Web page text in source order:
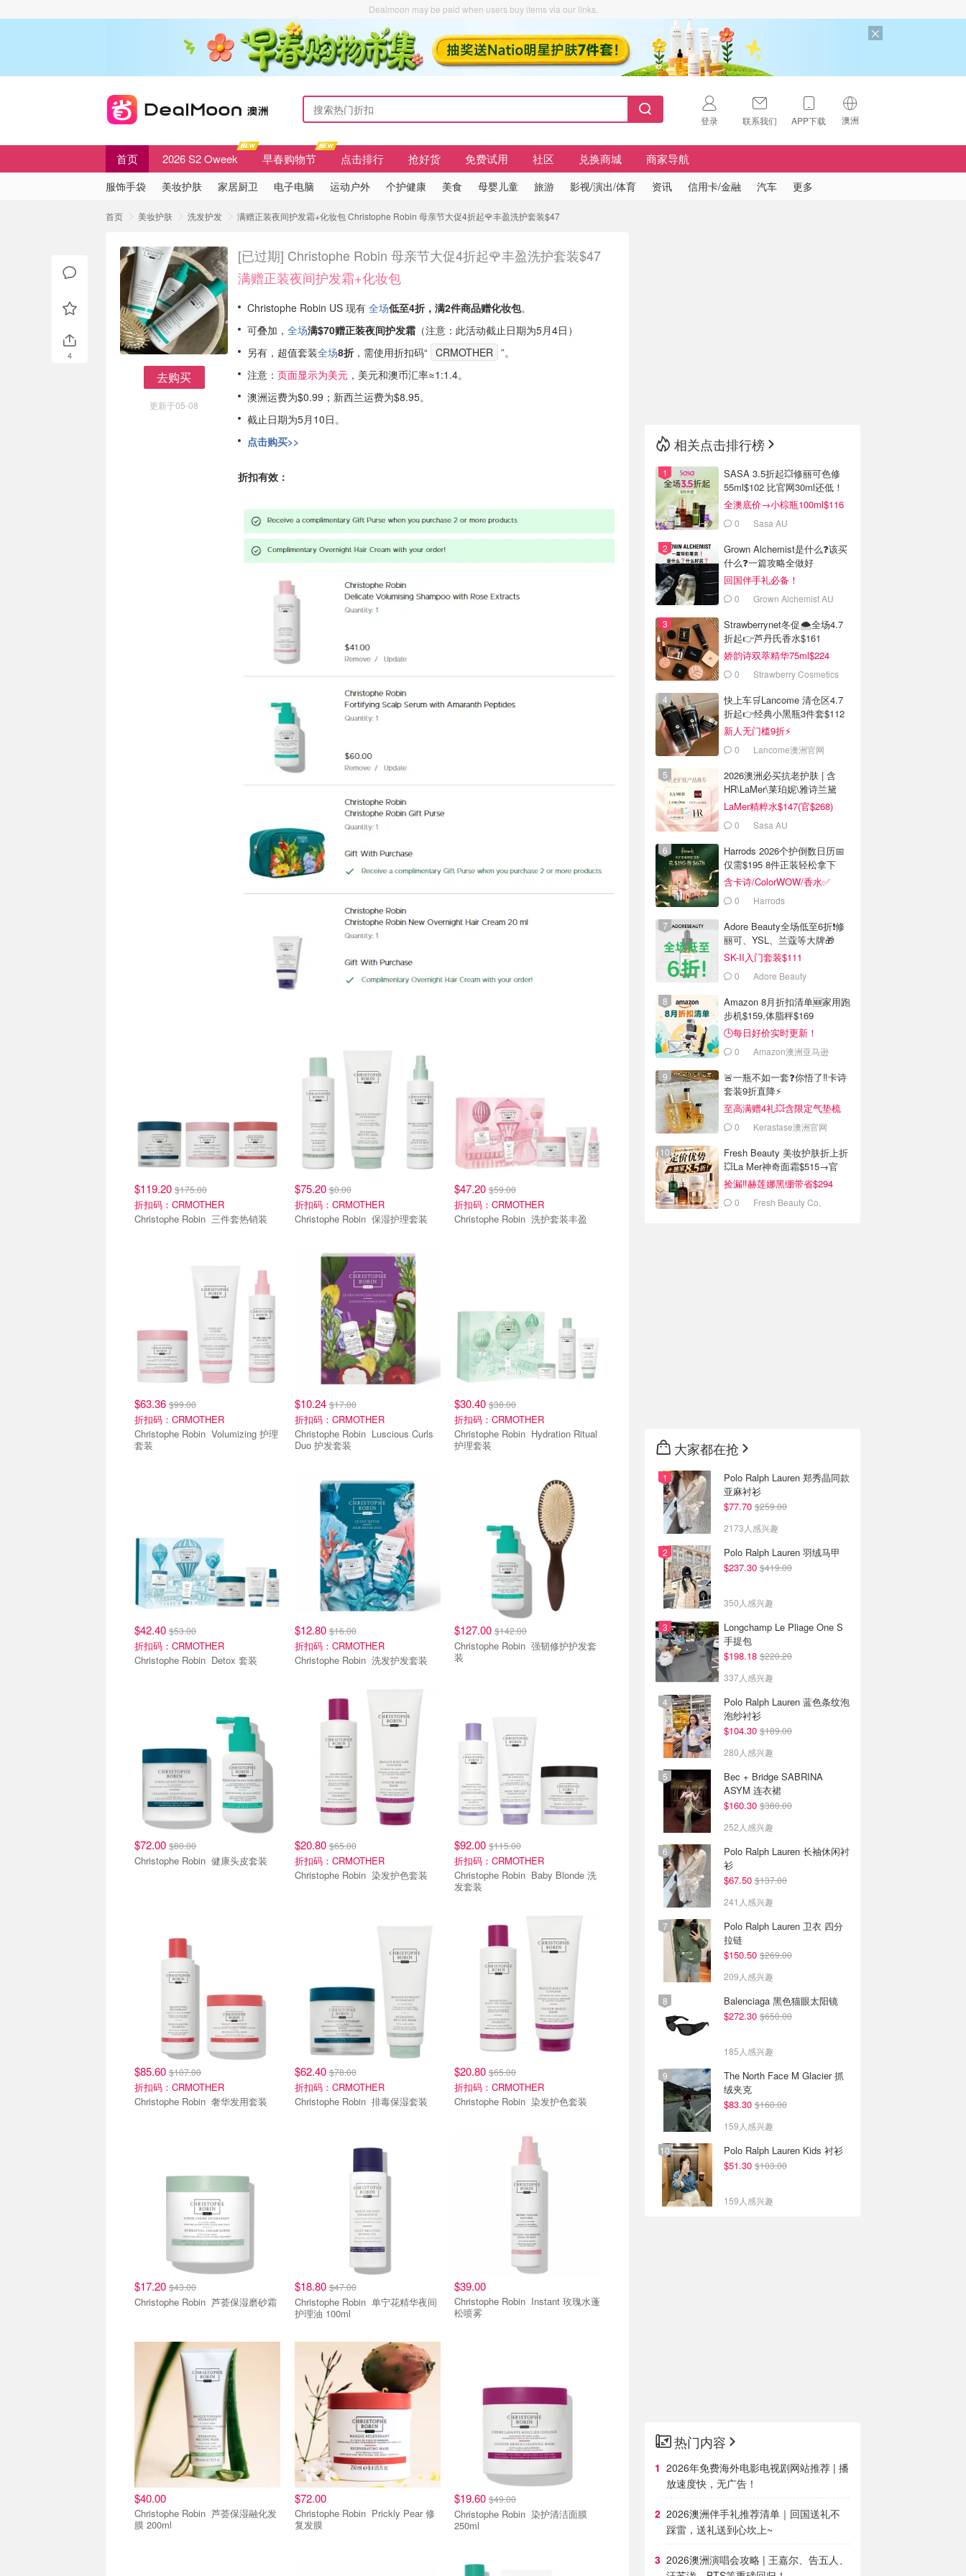
Dealmoon may be paid when users buy items via our links.
登录 联系我们 APP下载 澳洲
🇺🇸
🇨🇳中国
首页 2026 S2 Oweek 早春购物节 点击排行 抢好货 免费试用 社区 兑换商城 商家导航
服饰手袋 美妆护肤 家居厨卫 电子电脑 运动户外 个护健康 美食 母婴儿童 旅游 影视/演出/体育 资讯 信用卡/金融 汽车 更多
首页 美妆护肤 洗发护发 满赠正装夜间护发霜+化妆包 Christophe Robin 母亲节大促4折起🌹丰盈洗护套装$47
去购买
更新于05-08
[已过期] Christophe Robin 母亲节大促4折起🌹丰盈洗护套装$47
满赠正装夜间护发霜+化妆包
Christophe Robin US 现有 全场低至4折，满2件商品赠化妆包。
可叠加， 全场满$70赠正装夜间护发霜 （注意：此活动截止日期为5月4日）
另有，超值套装全场8折 ，需使用折扣码“ CRMOTHER ”。
注意： 页面显示为美元 ，美元和澳币汇率≈1:1.4。
澳洲运费为$0.99；新西兰运费为$8.95。
截止日期为5月10日。
点击购买>>
折扣有效：
$119.20 $175.00
折扣码：CRMOTHER
Christophe Robin 三件套热销装
$75.20$0.00
折扣码：CRMOTHER
Christophe Robin 保湿护理套装
$47.20 $59.00
折扣码：CRMOTHER
Christophe Robin 洗护套装丰盈
$63.36 $99.00
折扣码：CRMOTHER
Christophe Robin Volumizing 护理
套装
$10.24$17.00
折扣码：CRMOTHER
Christophe Robin Luscious Curls
Duo 护发套装
$30.40 $38.00
折扣码：CRMOTHER
Christophe Robin Hydration Ritual
护理套装
$42.40 $53.00
折扣码：CRMOTHER
Christophe Robin Detox 套装
$12.80$16.00
折扣码：CRMOTHER
Christophe Robin 洗发护发套装
$127.00 $142.00
Christophe Robin 强韧修护护发套
装
$72.00 $80.00
Christophe Robin 健康头皮套装
$20.80$65.00
折扣码：CRMOTHER
Christophe Robin 染发护色套装
$92.00 $115.00
折扣码：CRMOTHER
Christophe Robin Baby Blonde 洗
发套装
$85.60 $107.00
折扣码：CRMOTHER
Christophe Robin 奢华发用套装
$62.40$78.00
折扣码：CRMOTHER
Christophe Robin 排毒保湿套装
$20.80 $65.00
折扣码：CRMOTHER
Christophe Robin 染发护色套装
$17.20 $43.00
Christophe Robin 芦荟保湿磨砂霜
$18.80$47.00
Christophe Robin 单宁花精华夜间
护理油 100ml
$39.00
Christophe Robin Instant 玫瑰水蓬
松喷雾
$40.00
Christophe Robin 芦荟保湿融化发
膜 200ml
$72.00
Christophe Robin Prickly Pear 修
复发膜
$19.60 $49.00
Christophe Robin 染护清洁面膜
250ml
4
相关点击排行榜
SASA 3.5折起💥修丽可色修
55ml$102 比官网30ml还低！
全澳底价→小棕瓶100ml$116
0 Sasa AU
Grown Alchemist是什么❓该买
什么❓️一篇攻略全做好
回国伴手礼必备！
0 Grown Alchemist AU
Strawberrynet冬促🌨️全场4.7
折起👉芦丹氏香水$161
娇韵诗双萃精华75ml$224
0 Strawberry Cosmetics
快上车🛒Lancome 清仓区4.7
折起👉经典小黑瓶3件套$112
新人无门槛9折⚡️
0 Lancome澳洲官网
2026澳洲必买抗老护肤 | 含
HR\LaMer\莱珀妮\雅诗兰黛
LaMer精粹水$147(官$268)
0 Sasa AU
Harrods 2026个护倒数日历📅
仅需$195 8件正装轻松拿下
含卡诗/ColorWOW/香水✅
0 Harrods
Adore Beauty全场低至6折❗修
丽可、YSL、兰蔻等大牌🎁
SK-II入门套装$111
0 Adore Beauty
Amazon 8月折扣清单🆕家用跑
步机$159,体脂秤$169
🕒每日好价实时更新！
0 Amazon澳洲亚马逊
🚨一瓶不如一套❓你悟了‼️卡诗
套装9折直降⚡
至高满赠4礼💥含限定气垫梳
0 Kerastase澳洲官网
Fresh Beauty 美妆护肤折上折
💥La Mer神奇面霜$515→官
$955
捡漏‼️赫莲娜黑绷带省$294
0 Fresh Beauty Co.
大家都在抢
Polo Ralph Lauren 郑秀晶同款
亚麻衬衫
$77.70 $259.00
2173人感兴趣
Polo Ralph Lauren 羽绒马甲
$237.30 $419.00
350人感兴趣
Longchamp Le Pliage One S
手提包
$198.18 $220.20
337人感兴趣
Polo Ralph Lauren 蓝色条纹泡
泡纱衬衫
$104.30 $189.00
280人感兴趣
Bec + Bridge SABRINA
ASYM 连衣裙
$160.30 $380.00
252人感兴趣
Polo Ralph Lauren 长袖休闲衬
衫
$67.50 $137.00
241人感兴趣
Polo Ralph Lauren 卫衣 四分
拉链
$150.50 $269.00
209人感兴趣
Balenciaga 黑色猫眼太阳镜
$272.30 $650.00
185人感兴趣
The North Face M Glacier 抓
绒夹克
$83.30 $160.00
159人感兴趣
Polo Ralph Lauren Kids 衬衫
$51.30 $103.00
159人感兴趣
热门内容
2026年免费海外电影电视剧网站推荐 | 播
放速度快，无广告！
2026澳洲伴手礼推荐清单｜回国送礼不
踩雷，送礼送到心坎上~
2026澳洲演唱会攻略 | 王嘉尔、告五人、